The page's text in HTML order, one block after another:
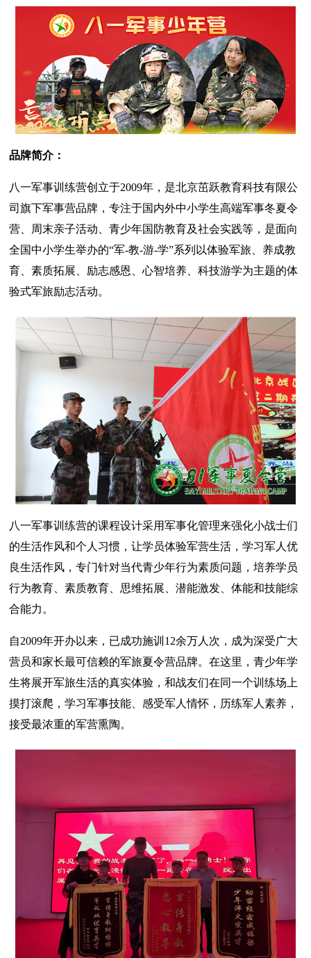
品牌简介：
八一军事训练营创立于2009年，是北京茁跃教育科技有限公
司旗下军事营品牌，专注于国内外中小学生高端军事冬夏令
营、周末亲子活动、青少年国防教育及社会实践等，是面向
全国中小学生举办的“军-教-游-学”系列以体验军旅、养成教
育、素质拓展、励志感恩、心智培养、科技游学为主题的体
验式军旅励志活动。
八一军事训练营的课程设计采用军事化管理来强化小战士们
的生活作风和个人习惯，让学员体验军营生活，学习军人优
良生活作风，专门针对当代青少年行为素质问题，培养学员
行为教育、素质教育、思维拓展、潜能激发、体能和技能综
合能力。
自2009年开办以来，已成功施训12余万人次，成为深受广大
营员和家长最可信赖的军旅夏令营品牌。在这里，青少年学
生将展开军旅生活的真实体验，和战友们在同一个训练场上
摸打滚爬，学习军事技能、感受军人情怀，历练军人素养，
接受最浓重的军营熏陶。